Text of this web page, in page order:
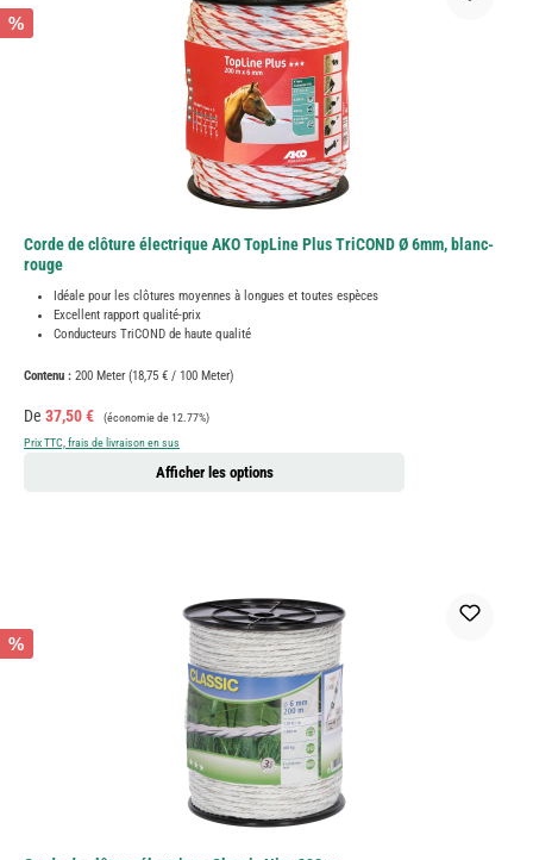
%
Corde de clôture électrique AKO TopLine Plus TriCOND Ø 6mm, blanc-
rouge
Idéale pour les clôtures moyennes à longues et toutes espèces
Excellent rapport qualité-prix
Conducteurs TriCOND de haute qualité
Contenu : 200 Meter (18,75 € / 100 Meter)
Prix de vente :
De 37,50 € Prix régulier :
(économie de 12.77%)
Prix TTC, frais de livraison en sus
Afficher les options
%